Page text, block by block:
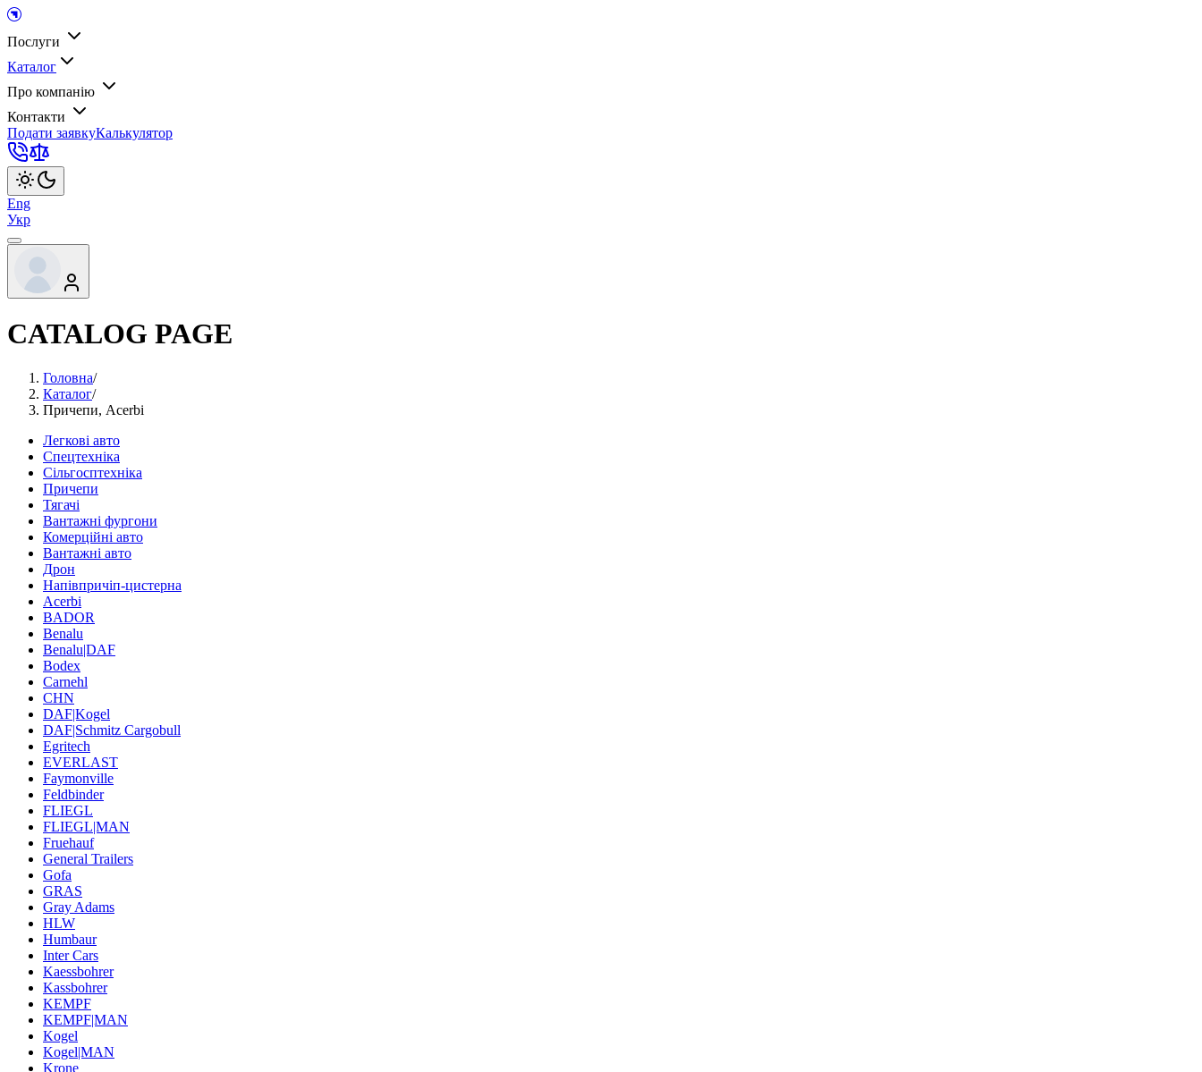
Послуги
Каталог
Про компанію
Контакти
Подати заявкуКалькулятор
Eng
Укр
CATALOG PAGE
Головна/
Каталог/
Причепи, Acerbi
Легкові авто
Спецтехніка
Сільгосптехніка
Причепи
Тягачі
Вантажні фургони
Комерційні авто
Вантажні авто
Дрон
Напівпричіп-цистерна
Acerbi
BADOR
Benalu
Benalu|DAF
Bodex
Carnehl
CHN
DAF|Kogel
DAF|Schmitz Cargobull
Egritech
EVERLAST
Faymonville
Feldbinder
FLIEGL
FLIEGL|MAN
Fruehauf
General Trailers
Gofa
GRAS
Gray Adams
HLW
Humbaur
Inter Cars
Kaessbohrer
Kassbohrer
KEMPF
KEMPF|MAN
Kogel
Kogel|MAN
Krone